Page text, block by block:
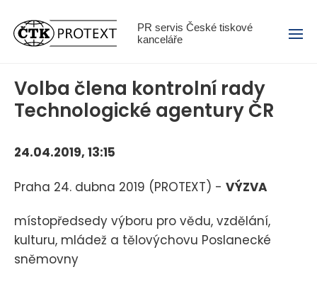
PR servis České tiskové
kanceláře
Menu
Volba člena kontrolní rady
Technologické agentury ČR
24.04.2019, 13:15
Praha 24. dubna 2019 (PROTEXT) - VÝZVA
místopředsedy výboru pro vědu, vzdělání,
kulturu, mládež a tělovýchovu Poslanecké
sněmovny